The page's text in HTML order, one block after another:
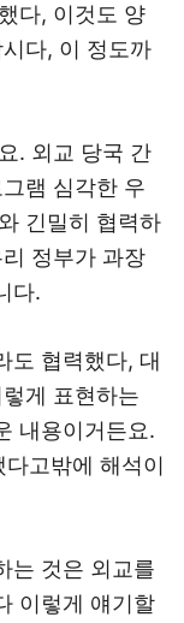
다, 이것도 양
다, 이 정도까
. 외교 당국 간
램 심각한 우
긴밀히 협력하
정부가 과장
다.
도 협력했다, 대
게 표현하는
내용이거든요.
고밖에 해석이
는 것은 외교를
이렇게 얘기할